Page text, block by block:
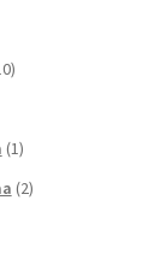
(1)
(2)